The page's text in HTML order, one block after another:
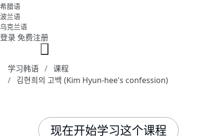
希腊语
波兰语
乌克兰语
登录 免费注册
学习韩语
课程
김현희의 고백 (Kim Hyun-hee's confession)
现在开始学习这个课程